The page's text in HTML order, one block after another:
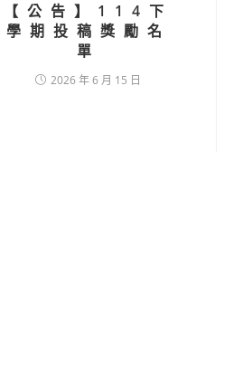
【公告】114下
學期投稿獎勵名
單
2026 年 6 月 15 日